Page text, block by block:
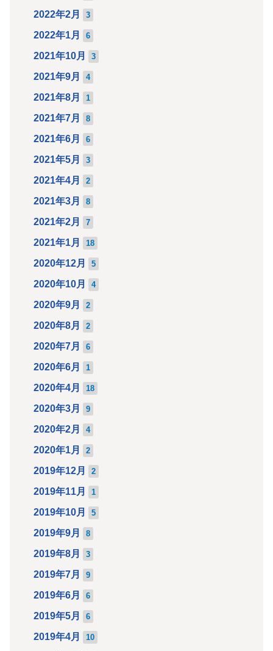
2022年2月 3
2022年1月 6
2021年10月 3
2021年9月 4
2021年8月 1
2021年7月 8
2021年6月 6
2021年5月 3
2021年4月 2
2021年3月 8
2021年2月 7
2021年1月 18
2020年12月 5
2020年10月 4
2020年9月 2
2020年8月 2
2020年7月 6
2020年6月 1
2020年4月 18
2020年3月 9
2020年2月 4
2020年1月 2
2019年12月 2
2019年11月 1
2019年10月 5
2019年9月 8
2019年8月 3
2019年7月 9
2019年6月 6
2019年5月 6
2019年4月 10